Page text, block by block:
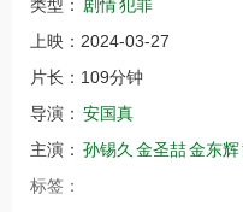
类型： 剧情犯罪
上映： 2024-03-27
片长： 109分钟
导演： 安国真
主演： 孙锡久 金圣喆金东辉
标签：